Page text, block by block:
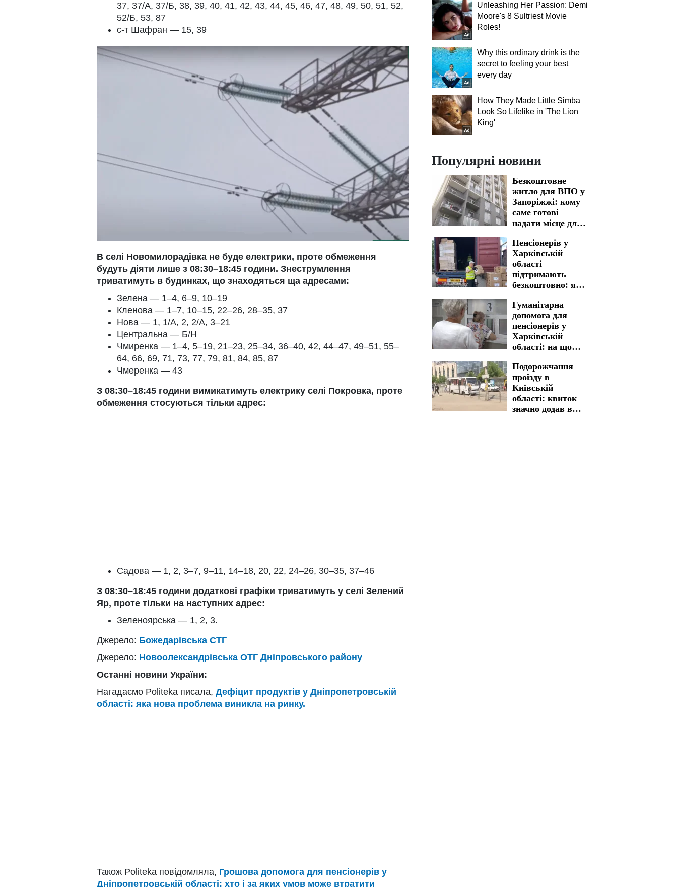
37, 37/А, 37/Б, 38, 39, 40, 41, 42, 43, 44, 45, 46, 47, 48, 49, 50, 51, 52,
52/Б, 53, 87
с-т Шафран — 15, 39
В селі Новомилорадівка не буде електрики, проте обмеження
будуть діяти лише з 08:30–18:45 години. Знеструмлення
триватимуть в будинках, що знаходяться ща адресами:
Зелена — 1–4, 6–9, 10–19
Кленова — 1–7, 10–15, 22–26, 28–35, 37
Нова — 1, 1/А, 2, 2/А, 3–21
Центральна — Б/Н
Чмиренка — 1–4, 5–19, 21–23, 25–34, 36–40, 42, 44–47, 49–51, 55–
64, 66, 69, 71, 73, 77, 79, 81, 84, 85, 87
Чмеренка — 43
З 08:30–18:45 години вимикатимуть електрику селі Покровка, проте
обмеження стосуються тільки адрес:
Садова — 1, 2, 3–7, 9–11, 14–18, 20, 22, 24–26, 30–35, 37–46
З 08:30–18:45 години додаткові графіки триватимуть у селі Зелений
Яр, проте тільки на наступних адрес:
Зеленоярська — 1, 2, 3.
Джерело: Божедарівська СТГ
Джерело: Новоолександрівська ОТГ Дніпровського району
Останні новини України:
Нагадаємо Politeka писала, Дефіцит продуктів у Дніпропетровській
області: яка нова проблема виникла на ринку.
Також Politeka повідомляла, Грошова допомога для пенсіонерів у
Дніпропетровській області: хто і за яких умов може втратити
Unleashing Her Passion: Demi
Moore's 8 Sultriest Movie
Roles!
Why this ordinary drink is the
secret to feeling your best
every day
How They Made Little Simba
Look So Lifelike in 'The Lion
King'
Популярні новини
Безкоштовне
житло для ВПО у
Запоріжжі: кому
саме готові
надати місце для
Пенсіонерів у
Харківській
області
підтримають
безкоштовно: яку
допомогу можна
отримати
Гуманітарна
допомога для
пенсіонерів у
Харківській
області: на що
розраховувати
українцям
Подорожчання
проїзду в
Київській
області: квиток
значно додав в